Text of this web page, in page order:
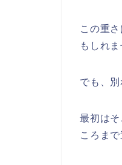
この重
もしれま
でも、
最初は
ころま